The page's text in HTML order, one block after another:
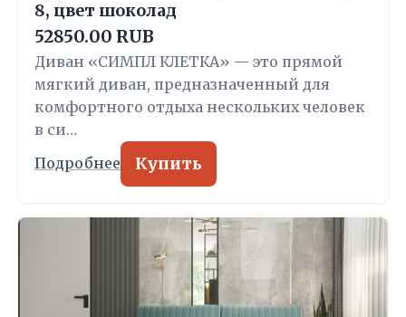
8, цвет шоколад
52850.00 RUB
Диван «СИМПЛ КЛЕТКА» — это прямой
мягкий диван, предназначенный для
комфортного отдыха нескольких человек
в си…
Подробнее Купить